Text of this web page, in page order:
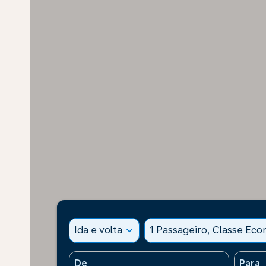
Ida e volta expand_more 1 Passageiro, Classe
De Para